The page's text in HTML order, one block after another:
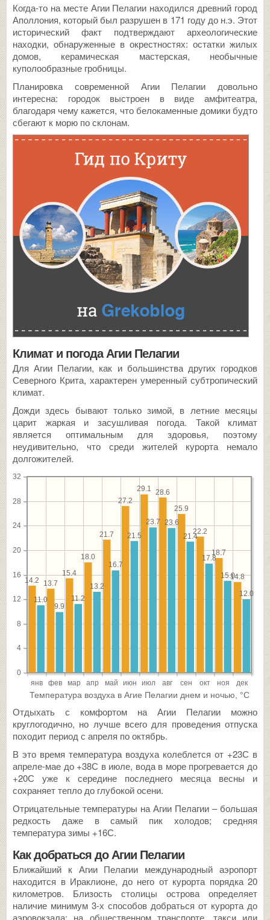
Когда-то на месте Агии Пелагии находился древний город
Аполлония, который был разрушен в 171 году до н.э. Этот
исторический факт подтверждают археологические
находки, обнаруженные в окрестностях: остатки жилых
домов, керамическая мастерская, необычные
куполообразные гробницы.
Планировка современной Агии Пелагии довольно
интересна: городок выстроен в виде амфитеатра,
благодаря чему кажется, что белокаменные домики будто
сбегают к морю по склонам.
Климат и погода Агии Пелагии
Для Агии Пелагии, как и большинства других городков
Северного Крита, характерен умеренный субтропический
климат.
Дожди здесь бывают только зимой, в летние месяцы
царит жаркая и засушливая погода. Такой климат
является оптимальным для здоровья, поэтому
неудивительно, что среди жителей курорта немало
долгожителей.
Отдыхать с комфортом на Агии Пелагии можно
круглогодично, но лучше всего для проведения отпуска
походит период с апреля по октябрь.
В это время температура воздуха колеблется от +23С в
апреле-мае до +38С в июле, вода в море прогревается до
+20С уже к середине последнего месяца весны и
сохраняет тепло до глубокой осени.
Отрицательные температуры на Агии Пелагии – большая
редкость даже в самый пик холодов; средняя
температура зимы +16С.
Как добраться до Агии Пелагии
Ближайший к Агии Пелагии международный аэропорт
находится в Ираклионе, до него от курорта порядка 20
километров. Близость столицы острова определяет
наличие минимум 3-х способов добраться от курорта до
аэровокзала: на общественном транспорте, такси или